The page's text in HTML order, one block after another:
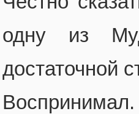
одну из
достаточной